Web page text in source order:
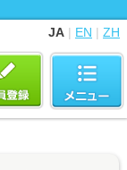
JA | EN | ZH